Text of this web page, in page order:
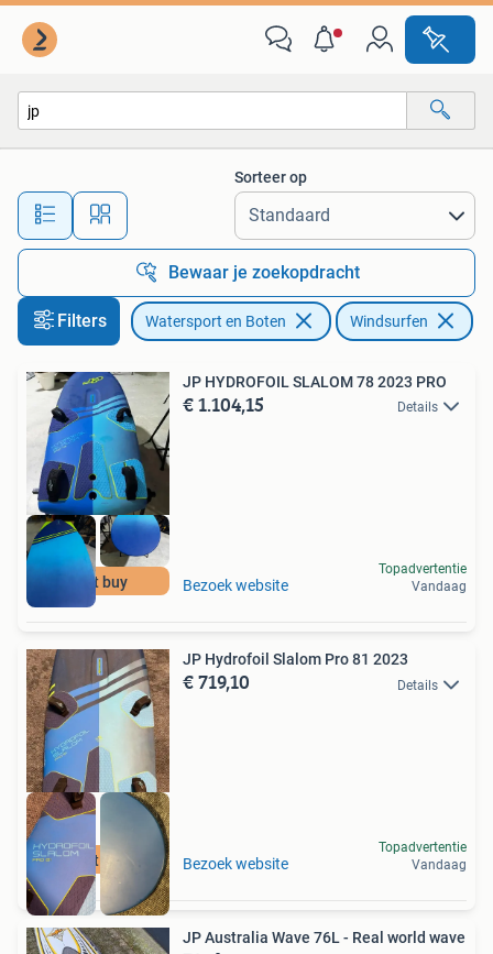
Alle afstanden…
Sorteer op
Bewaar je zoekopdracht
Filters Watersport en Boten Windsurfen
best buy
JP HYDROFOIL SLALOM 78 2023 PRO
€ 1.104,15 Details
Bezoek website
Topadvertentie
Vandaag
best buy
JP Hydrofoil Slalom Pro 81 2023
€ 719,10 Details
Bezoek website
Topadvertentie
Vandaag
JP Australia Wave 76L - Real world wave